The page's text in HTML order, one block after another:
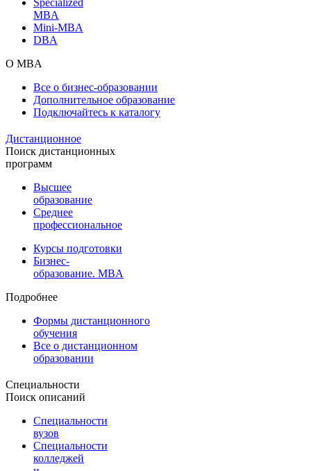
MBA
Mini-MBA
DBA
О MBA
Все о бизнес-образовании
Дополнительное образование
Подключайтесь к каталогу
Дистанционное
Поиск дистанционных
программ
Высшее
образование
Среднее
профессиональное
Курсы подготовки
Бизнес-
образование. MBA
Подробнее
Формы дистанционного
обучения
Все о дистанционном
образовании
Специальности
Поиск описаний
Специальности
вузов
Специальности
колледжей